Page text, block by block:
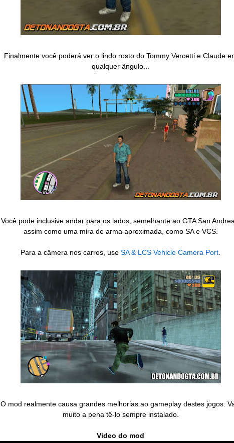
Finalmente você poderá ver o lindo rosto do Tommy Vercetti e Claude
qualquer ângulo...
Você pode inclusive andar para os lados, semelhante ao GTA San
assim como uma mira de arma aproximada, como SA e VCS.
Para a câmera nos carros, use SA & LCS Vehicle Camera Port
O mod realmente causa grandes melhorias ao gameplay destes jogos.
muito a pena tê-lo sempre instalado.
Video do mod